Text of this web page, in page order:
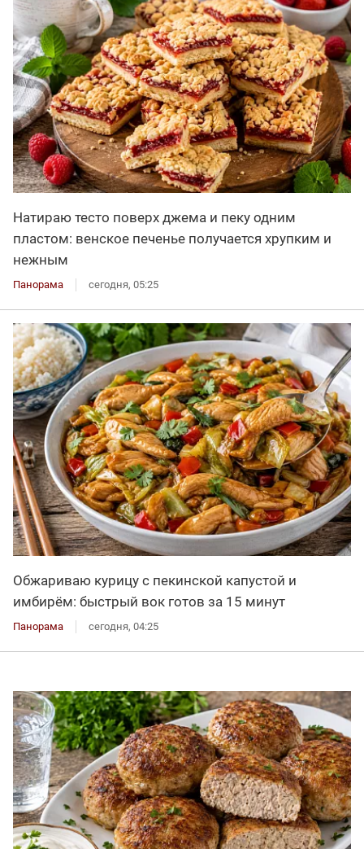
Натираю тесто поверх джема и пеку одним
пластом: венское печенье получается хрупким и
нежным
Панорама сегодня, 05:25
Обжариваю курицу с пекинской капустой и
имбирём: быстрый вок готов за 15 минут
Панорама сегодня, 04:25